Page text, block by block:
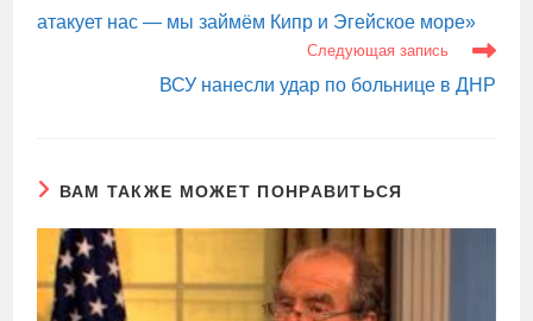
атакует нас — мы займём Кипр и Эгейское море»
Следующая запись
ВСУ нанесли удар по больнице в ДНР
ВАМ ТАКЖЕ МОЖЕТ ПОНРАВИТЬСЯ